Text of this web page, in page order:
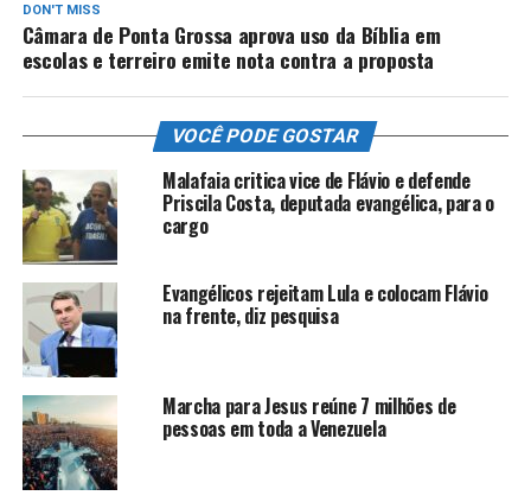
DON'T MISS
Câmara de Ponta Grossa aprova uso da Bíblia em
escolas e terreiro emite nota contra a proposta
VOCÊ PODE GOSTAR
Malafaia critica vice de Flávio e defende
Priscila Costa, deputada evangélica, para o
cargo
Evangélicos rejeitam Lula e colocam Flávio
na frente, diz pesquisa
Marcha para Jesus reúne 7 milhões de
pessoas em toda a Venezuela